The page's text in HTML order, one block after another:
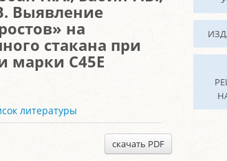
Выявление
на
стакана при
марки С45Е
литературы
скачать PDF